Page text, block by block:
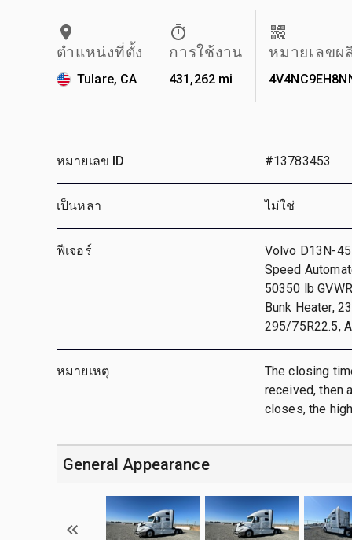
ตำแหน่งที่ตั้ง
Tulare, CA
การใช้งาน
431,262 mi
หมายเลข
หมายเลข ID #13783453
เป็นหลา ไม่ใช่
ฟีเจอร์
Volvo D13N-
Speed
50350 lb
Bunk Heater,
295/75R22.5,
หมายเหตุ
The closing
received, then
closes, the
General Appearance